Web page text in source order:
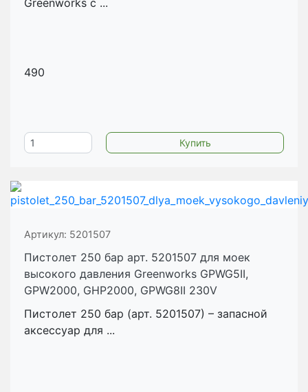
Greenworks с ...
490
Артикул: 5201507
Пистолет 250 бар арт. 5201507 для моек
высокого давления Greenworks GPWG5II,
GPW2000, GHP2000, GPWG8II 230V
Пистолет 250 бар (арт. 5201507) – запасной
аксессуар для ...